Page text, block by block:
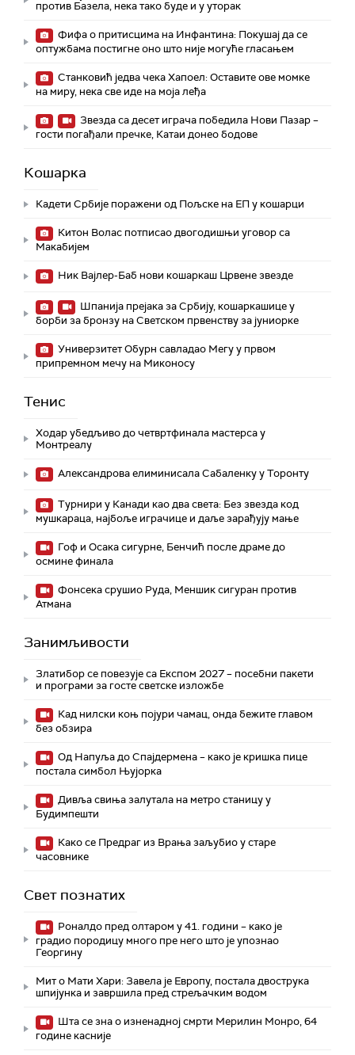
против Базела, нека тако буде и у уторак
Фифа о притисцима на Инфантина: Покушај да се
оптужбама постигне оно што није могуће гласањем
Станковић једва чека Хапоел: Оставите ове момке
на миру, нека све иде на моја леђа
Звезда са десет играча победила Нови Пазар –
гости погађали пречке, Катаи донео бодове
Кошарка
Кадети Србије поражени од Пољске на ЕП у кошарци
Китон Волас потписао двогодишњи уговор са
Макабијем
Ник Вајлер-Баб нови кошаркаш Црвене звезде
Шпанија прејакa за Србију, кошаркашице у
борби за бронзу на Светском првенству за јуниорке
Универзитет Обурн савладао Мегу у првом
припремном мечу на Миконосу
Тенис
Ходар убедљиво до четвртфинала мастерса у
Монтреалу
Александрова елиминисала Сабаленку у Торонту
Турнири у Канади као два света: Без звезда код
мушкараца, најбоље играчице и даље зарађују мање
Гоф и Осака сигурне, Бенчић после драме до
осмине финала
Фонсека срушио Руда, Меншик сигуран против
Атмана
Занимљивости
Златибор се повезује са Експом 2027 – посебни пакети
и програми за госте светске изложбе
Кад нилски коњ појури чамац, онда бежите главом
без обзира
Од Напуља до Спајдермена – како је кришка пице
постала симбол Њујорка
Дивља свиња залутала на метро станицу у
Будимпешти
Како се Предраг из Врања заљубио у старе
часовнике
Свет познатих
Роналдо пред олтаром у 41. години – како је
градио породицу много пре него што је упознао
Георгину
Мит о Мати Хари: Завела је Европу, постала двострука
шпијунка и завршила пред стрељачким водом
Шта се зна о изненадној смрти Мерилин Монро, 64
године касније